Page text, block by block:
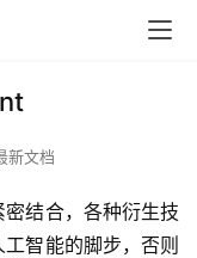
新文档
结合，各种衍生技
智能的脚步，否则